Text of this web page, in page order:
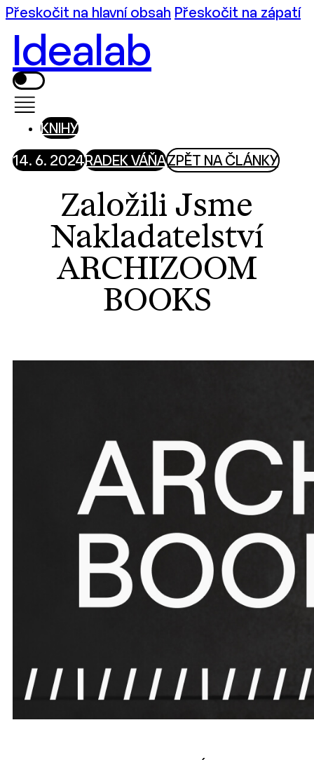
Přeskočit na hlavní obsah Přeskočit na zápatí
Idealab
KNIHY
14. 6. 2024RADEK VÁŇAZPĚT NA ČLÁNKY
Založili Jsme
Nakladatelství
ARCHIZOOM
BOOKS